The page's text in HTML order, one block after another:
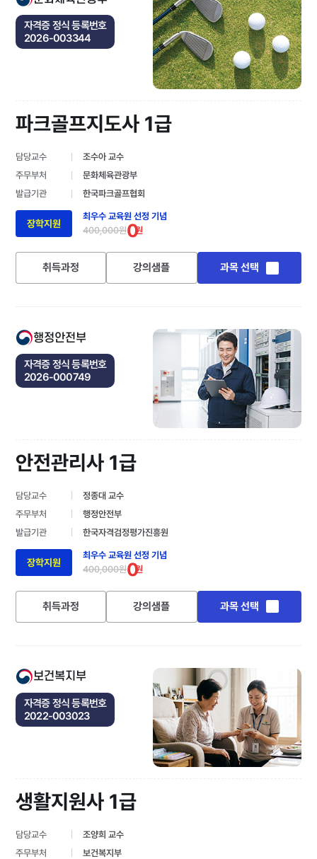
자격증 정식 등록번호
2026-003344
파크골프지도사 1급
담당교수
조수아 교수
주무부처
문화체육관광부
발급기관
한국파크골프협회
장학지원
최우수 교육원 선정 기념
400,000원0원
취득과정 강의샘플 과목 선택
행정안전부
자격증 정식 등록번호
2026-000749
안전관리사 1급
담당교수
정종대 교수
주무부처
행정안전부
발급기관
한국자격검정평가진흥원
장학지원
최우수 교육원 선정 기념
400,000원0원
취득과정 강의샘플 과목 선택
보건복지부
자격증 정식 등록번호
2022-003023
생활지원사 1급
담당교수
조양희 교수
주무부처
보건복지부